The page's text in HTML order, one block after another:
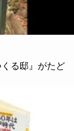
る邸』がたど